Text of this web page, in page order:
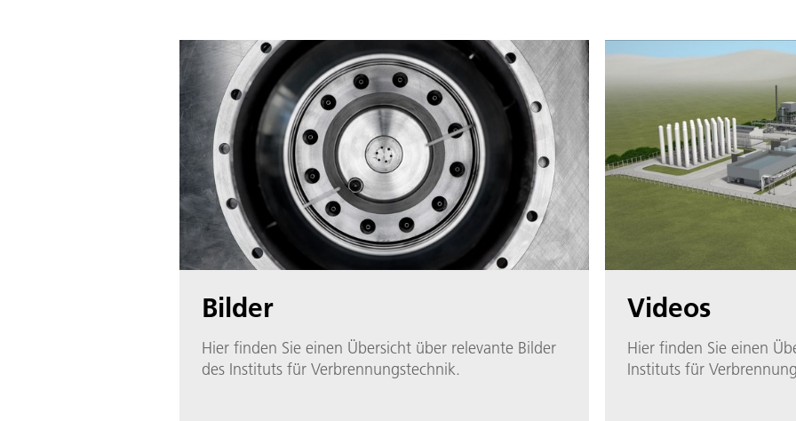
Bilder
Hier finden Sie einen Übersicht über relevante Bilder
des Instituts für Verbrennungstechnik.
Videos
Hier finden Sie einen
Instituts für